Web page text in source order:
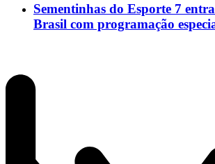
Sementinhas do Esporte 7
Brasil com programação